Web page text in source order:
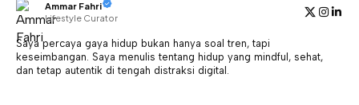
Ammar Fahri
Lifestyle Curator
Saya percaya gaya hidup bukan hanya soal tren, tapi
keseimbangan. Saya menulis tentang hidup yang mindful, sehat,
dan tetap autentik di tengah distraksi digital.